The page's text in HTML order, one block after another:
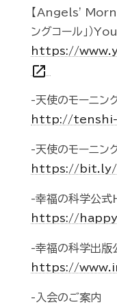
【Angels'
ングコール」）
https://
open_in_new
-天使のモーニン
http://
-天使のモーニ
https://bit.ly/
-幸福の科学公式
https://
-幸福の科学出版
https://
-入会のご案内